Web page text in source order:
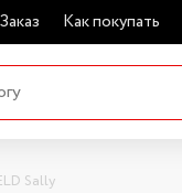
Как покупать
Sally